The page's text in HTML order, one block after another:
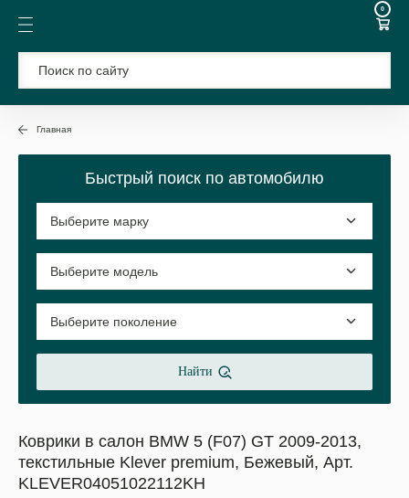
0
Главная
Быстрый поиск по автомобилю
Найти
Коврики в салон BMW 5 (F07) GT 2009-2013,
текстильные Klever premium, Бежевый, Арт.
KLEVER04051022112KH